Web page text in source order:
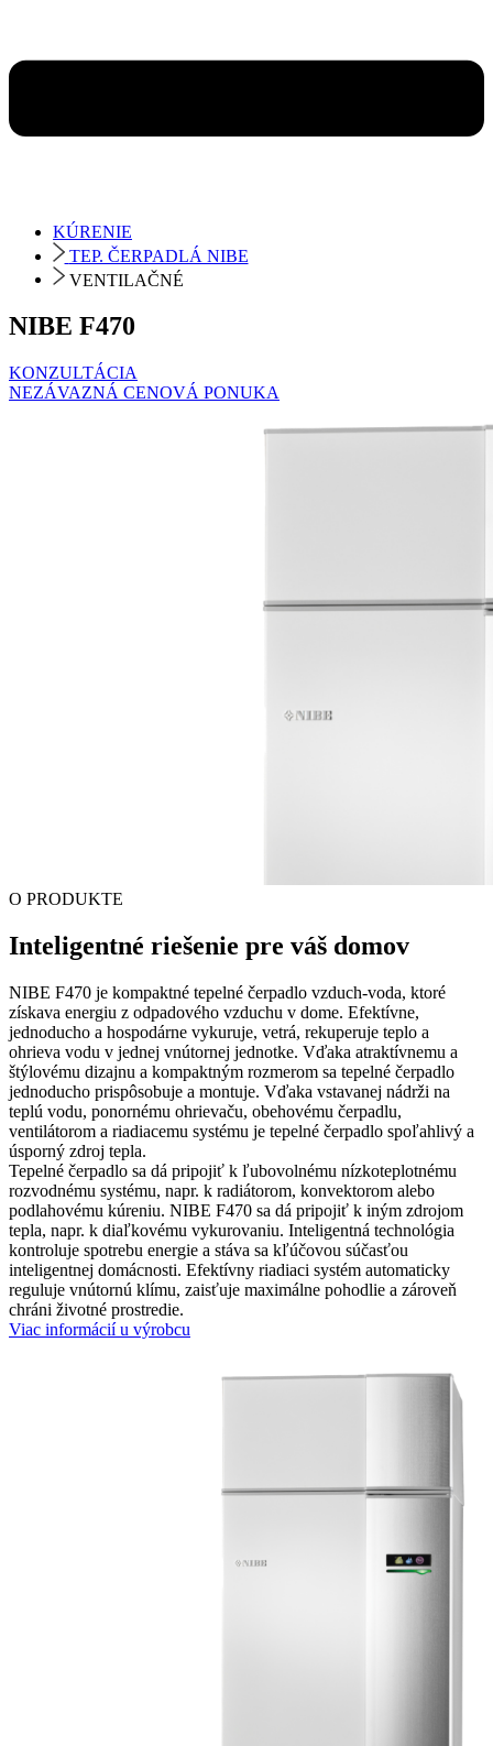
KÚRENIE
TEP. ČERPADLÁ NIBE
VENTILAČNÉ
NIBE F470
KONZULTÁCIA
NEZÁVAZNÁ CENOVÁ PONUKA
O PRODUKTE
Inteligentné riešenie pre váš domov
NIBE F470 je kompaktné tepelné čerpadlo vzduch-voda, ktoré
získava energiu z odpadového vzduchu v dome. Efektívne,
jednoducho a hospodárne vykuruje, vetrá, rekuperuje teplo a
ohrieva vodu v jednej vnútornej jednotke. Vďaka atraktívnemu a
štýlovému dizajnu a kompaktným rozmerom sa tepelné čerpadlo
jednoducho prispôsobuje a montuje. Vďaka vstavanej nádrži na
teplú vodu, ponornému ohrievaču, obehovému čerpadlu,
ventilátorom a riadiacemu systému je tepelné čerpadlo spoľahlivý a
úsporný zdroj tepla.
Tepelné čerpadlo sa dá pripojiť k ľubovolnému nízkoteplotnému
rozvodnému systému, napr. k radiátorom, konvektorom alebo
podlahovému kúreniu. NIBE F470 sa dá pripojiť k iným zdrojom
tepla, napr. k diaľkovému vykurovaniu. Inteligentná technológia
kontroluje spotrebu energie a stáva sa kľúčovou súčasťou
inteligentnej domácnosti. Efektívny riadiaci systém automaticky
reguluje vnútornú klímu, zaisťuje maximálne pohodlie a zároveň
chráni životné prostredie.
Viac informácií u výrobcu